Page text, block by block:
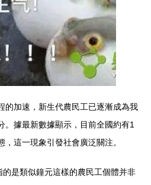
的加速，新生代農民工已逐漸成為我
。據最新數據顯示，目前全國約有1
這一現象引發社會廣泛關注。
的是類似鐘元這樣的農民工個體并非